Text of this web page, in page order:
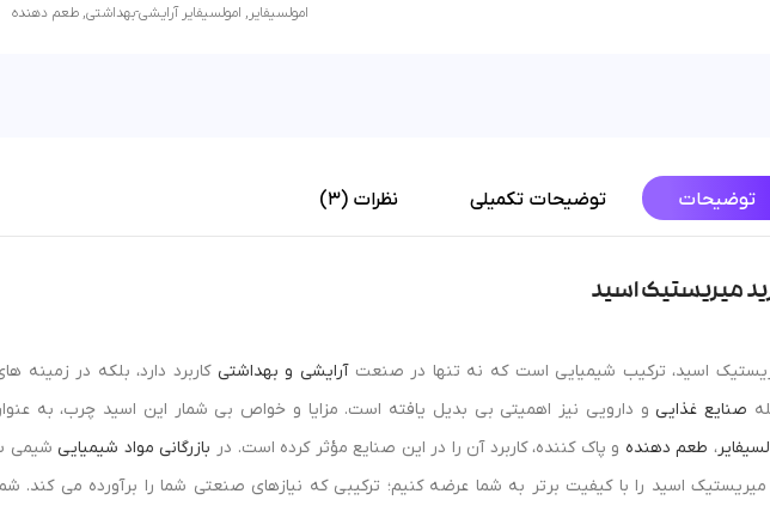
امولسیفایر , امولسیفایر آرایشی-بهداشتی, طعم دهنده
توضیحات توضیحات تکمیلی نظرات (3)
میریستیک اسید
اسید، ترکیب شیمیایی است که نه تنها در صنعتآرایشی و بهداشتی کاربرد دارد، بلکه در زمینه‌
صنایع غذایی و دارویی نیز اهمیتی بی‌ بدیل یافته است. مزایا و خواص بی شمار این اسید چرب، به
، طعم دهنده و پاک کننده، کاربرد آن را در این صنایع مؤثر کرده است. در بازرگانی مواد شیمیایی شیمی
اسید را با کیفیت برتر به شما عرضه کنیم؛ ترکیبی که نیازهای صنعتی شما را برآورده می‌ کند.